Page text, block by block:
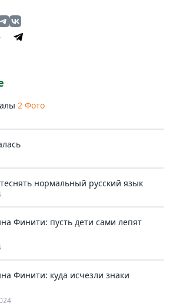
2 Фото
нормальный русский язык
Финити: пусть дети сами лепят
Финити: куда исчезли знаки